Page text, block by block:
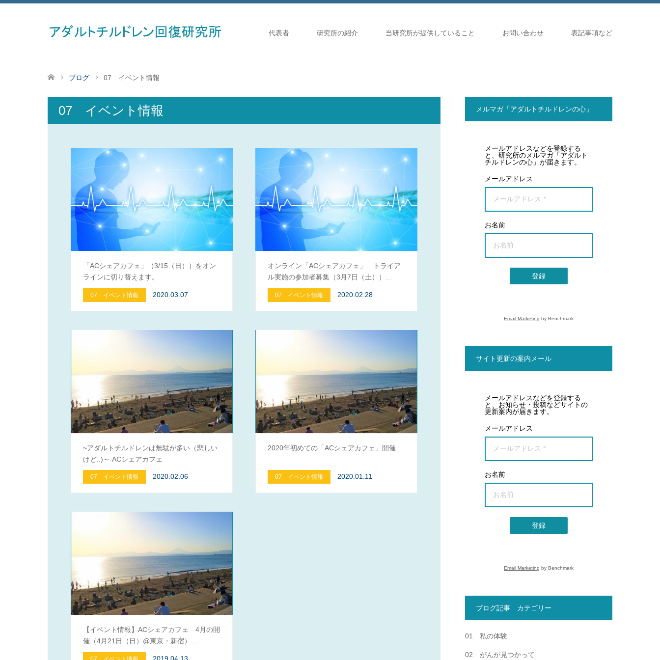
代表者 研究所の紹介 当研究所が提供していること お問い合わせ 表記事項など
ブログ 07 イベント情報
07 イベント情報
「ACシェアカフェ」（3/15（日））をオン
ラインに切り替えます。
07 イベント情報 2020.03.07
オンライン「ACシェアカフェ」 トライア
ル実施の参加者募集（3月7日（土））…
07 イベント情報 2020.02.28
~アダルトチルドレンは無駄が多い（悲しい
けど..)～ ACシェアカフェ
07 イベント情報 2020.02.06
2020年初めての「ACシェアカフェ」開催
07 イベント情報 2020.01.11
【イベント情報】ACシェアカフェ 4月の開
催（4月21日（日）@東京・新宿）…
2019.04.13
メルマガ「アダルトチルドレンの心」
メールアドレスなどを登録する
と、研究所のメルマガ「アダルト
チルドレンの心」が届きます。
メールアドレス
お名前
登録
Email Marketing by Benchmark
サイト更新の案内メール
メールアドレスなどを登録する
と、お知らせ・投稿などサイトの
更新案内が届きます。
メールアドレス
お名前
登録
Email Marketing by Benchmark
ブログ記事 カテゴリー
01 私の体験
02 がんが見つかって